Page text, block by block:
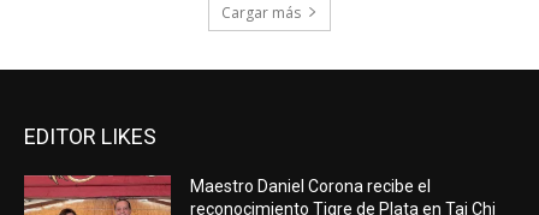
Cargar más
EDITOR LIKES
Maestro Daniel Corona recibe el
reconocimiento Tigre de Plata en Tai Chi